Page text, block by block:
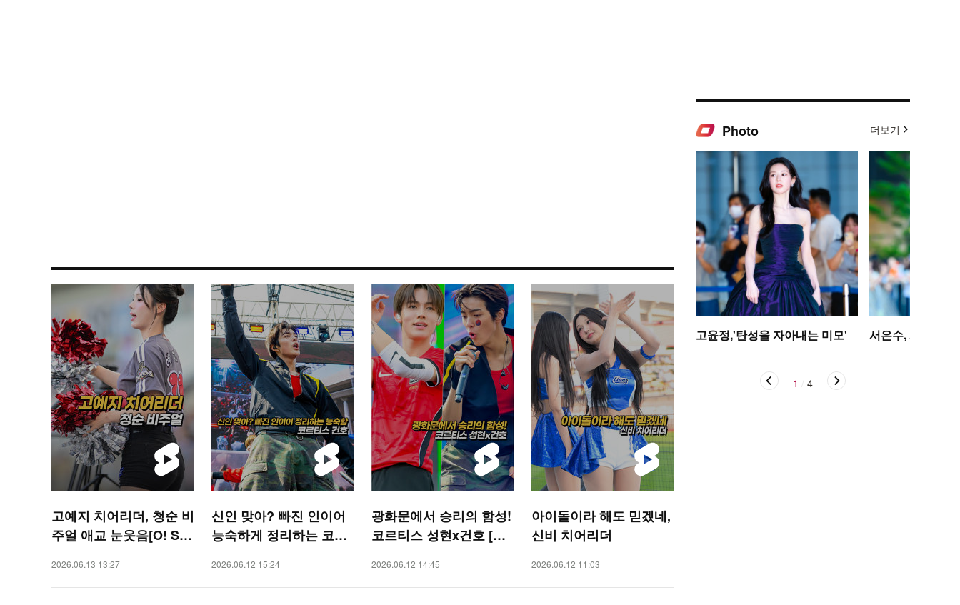
고예지 치어리더, 청순 비
주얼 애교 눈웃음[O! SP
2026.06.13 13:27
신인 맞아? 빠진 인이어
능숙하게 정리하는 코르
폼]
2026.06.12 15:24
광화문에서 승리의 함성!
코르티스 성현x건호 [O!
2026.06.12 14:45
아이돌이라 해도 믿겠네,
신비 치어리더
2026.06.12 11:03
Photo 더보기
고윤정,'탄성을 자아내는 미모' 서은수, 사뿐사뿐
1 4